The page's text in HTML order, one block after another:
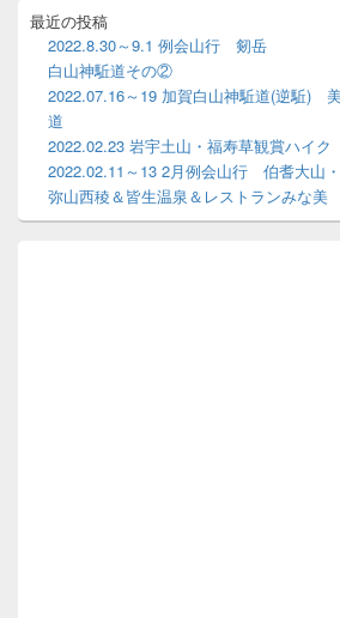
イ
ジ
最近の投稿
2022.8.30～9.1 例会山行 剱岳
白山神駈道その②
2022.07.16～19 加賀白山神駈道(逆駈)
道
2022.02.23 岩宇土山・福寿草観賞ハイク
2022.02.11～13 2月例会山行 伯耆大山・
弥山西稜＆皆生温泉＆レストランみな美